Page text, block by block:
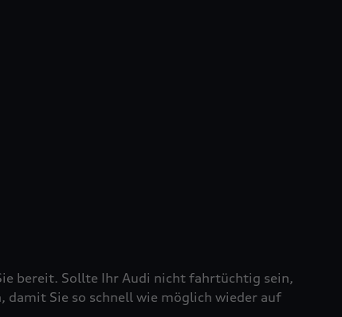
bereit. Sollte Ihr Audi nicht fahrtüchtig sein,
damit Sie so schnell wie möglich wieder auf